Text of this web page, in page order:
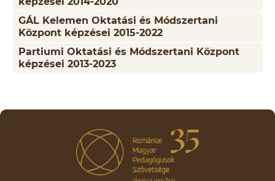
GÁL Kelemen Oktatási és Módszertani
Központ képzései 2015-2022
Partiumi Oktatási és Módszertani Központ
képzései 2013-2023